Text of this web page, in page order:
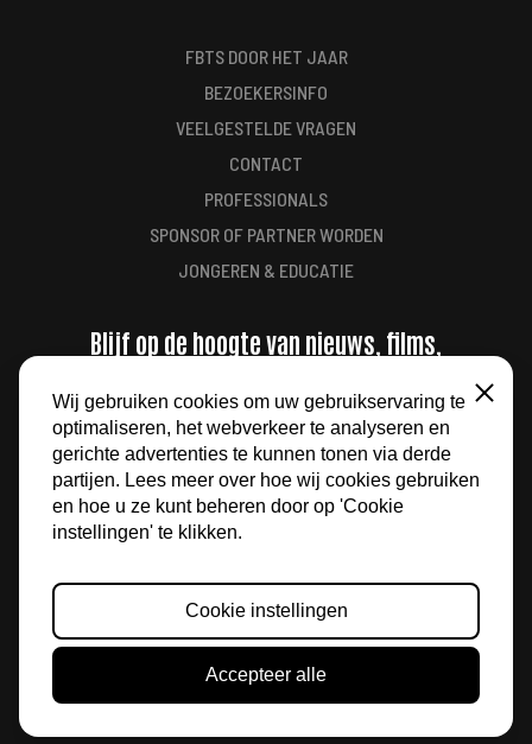
FBTS DOOR HET JAAR
BEZOEKERSINFO
VEELGESTELDE VRAGEN
CONTACT
PROFESSIONALS
SPONSOR OF PARTNER WORDEN
JONGEREN & EDUCATIE
Blijf op de hoogte van nieuws, films,
AANMELDEN
ALGEMENE VOORWAARDEN
Wij gebruiken cookies om uw gebruikservaring te
optimaliseren, het webverkeer te analyseren en
gerichte advertenties te kunnen tonen via derde
partijen. Lees meer over hoe wij cookies gebruiken
en hoe u ze kunt beheren door op 'Cookie
instellingen' te klikken.
Sluiten
Cookie instellingen
Accepteer alle